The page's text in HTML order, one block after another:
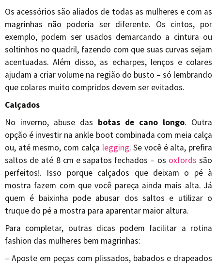
Os acessórios são aliados de todas as mulheres e com as
magrinhas não poderia ser diferente. Os cintos, por
exemplo, podem ser usados demarcando a cintura ou
soltinhos no quadril, fazendo com que suas curvas sejam
acentuadas. Além disso, as echarpes, lenços e colares
ajudam a criar volume na região do busto – só lembrando
que colares muito compridos devem ser evitados.
Calçados
No inverno, abuse das botas de cano longo. Outra
opção é investir na ankle boot combinada com meia calça
ou, até mesmo, com calça legging. Se você é alta, prefira
saltos de até 8 cm e sapatos fechados – os oxfords são
perfeitos!. Isso porque calçados que deixam o pé à
mostra fazem com que você pareça ainda mais alta. Já
quem é baixinha pode abusar dos saltos e utilizar o
truque do pé a mostra para aparentar maior altura.
Para completar, outras dicas podem facilitar a rotina
fashion das mulheres bem magrinhas:
– Aposte em peças com plissados, babados e drapeados